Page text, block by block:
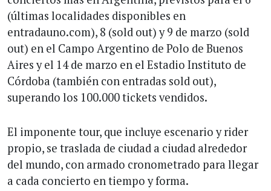
(últimas localidades disponibles en
entradauno.com), 8 (sold out) y 9 de marzo (sold
out) en el Campo Argentino de Polo de Buenos
Aires y el 14 de marzo en el Estadio Instituto de
Córdoba (también con entradas sold out),
superando los 100.000 tickets vendidos.
El imponente tour, que incluye escenario y rider
propio, se traslada de ciudad a ciudad alrededor
del mundo, con armado cronometrado para llegar
a cada concierto en tiempo y forma.